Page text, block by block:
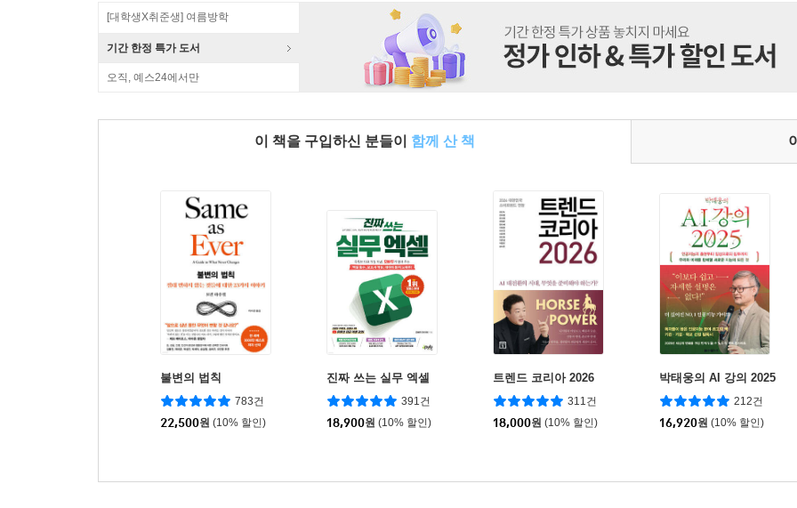
[대학생X취준생] 여름방학
기간 한정 특가 도서
오직, 예스24에서만
이 책을 구입하신 분들이 함께 산 책
불변의 법칙
783건
22,500원 (10% 할인)
진짜 쓰는 실무 엑셀
391건
18,900원 (10% 할인)
트렌드 코리아 2026
311건
18,000원 (10% 할인)
박태웅의 AI 강의 2025
212건
16,920원 (10% 할인)